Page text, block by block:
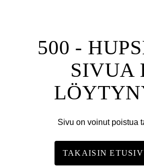
500 -
SIVUA
Sivu on voinut poistua
TAKAISIN